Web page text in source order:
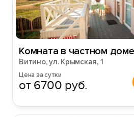
Комната в частном
Витино, ул. Крымская, 1
Цена за сутки
от 6700 руб.